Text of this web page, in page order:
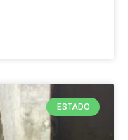
ESTADO